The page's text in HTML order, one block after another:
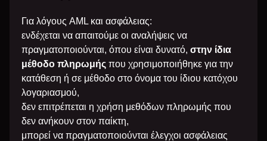
Για λόγους AML και ασφάλειας:
ενδέχεται να απαιτούμε οι αναλήψεις να
πραγματοποιούνται, όπου είναι δυνατό, στην ίδια
μέθοδο πληρωμής που χρησιμοποιήθηκε για την
κατάθεση ή σε μέθοδο στο όνομα του ίδιου κατόχου
λογαριασμού,
δεν επιτρέπεται η χρήση μεθόδων πληρωμής που
δεν ανήκουν στον παίκτη,
μπορεί να πραγματοποιούνται έλεγχοι ασφάλειας